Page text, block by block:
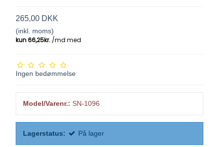
265,00 DKK
(inkl. moms)
Ingen bedømmelse
Model/Varenr.: SN-1096
Lagerstatus: På lager